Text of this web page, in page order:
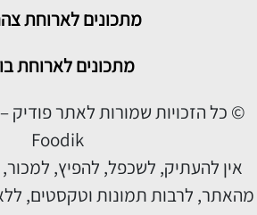
מתכונים לארוחת
מתכונים לארוחת
© כל הזכויות שמורות לאתר פודיק
Foodik
אין להעתיק, לשכפל, להפיץ,
מהאתר, לרבות תמונות וטקסטים,